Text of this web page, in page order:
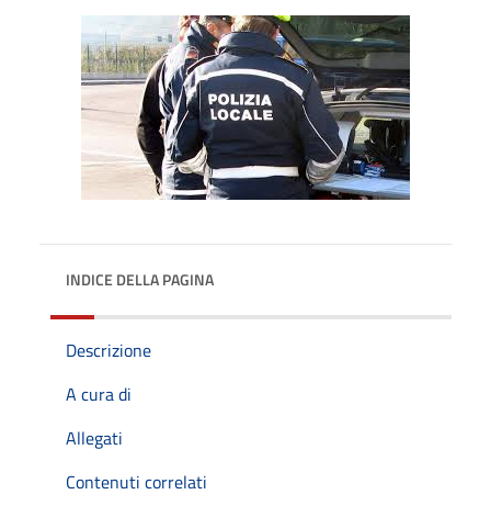
INDICE DELLA PAGINA
Descrizione
A cura di
Allegati
Contenuti correlati